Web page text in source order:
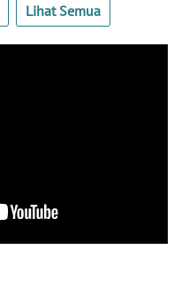
Lihat Semua